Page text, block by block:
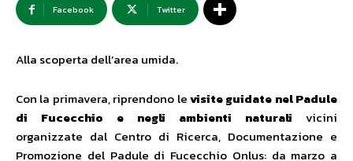
Facebook Twitter
Alla scoperta dell’area umida.
Con la primavera, riprendono levisite guidate nel Padule
di Fucecchio e negli ambienti naturali vicini
organizzate dal Centro di Ricerca, Documentazione e
Promozione del Padule di Fucecchio Onlus: da marzo a